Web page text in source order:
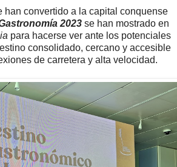
han convertido a la capital conquense
2023 se han mostrado en
para hacerse ver ante los potenciales
consolidado, cercano y accesible
de carretera y alta velocidad.